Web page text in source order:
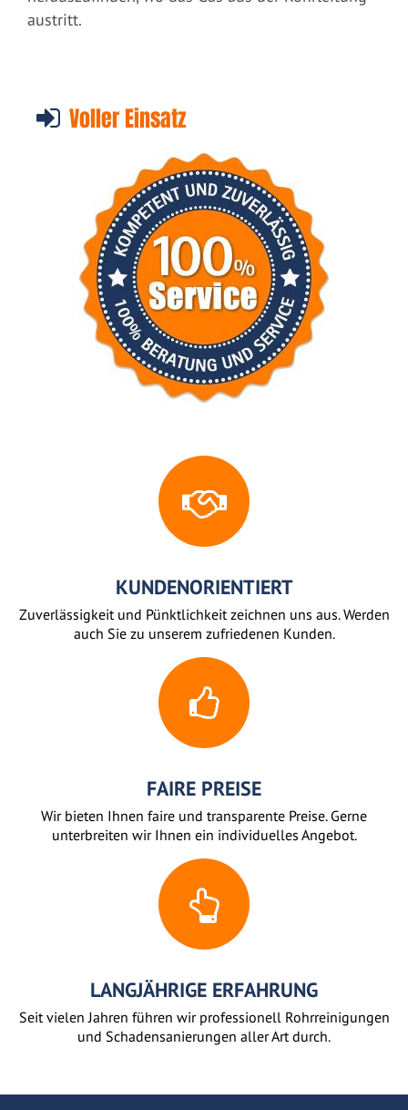
austritt.
Voller Einsatz
KUNDENORIENTIERT
Zuverlässigkeit und Pünktlichkeit zeichnen uns aus. Werden
auch Sie zu unserem zufriedenen Kunden.
FAIRE PREISE
Wir bieten Ihnen faire und transparente Preise. Gerne
unterbreiten wir Ihnen ein individuelles Angebot.
LANGJÄHRIGE ERFAHRUNG
Seit vielen Jahren führen wir professionell Rohrreinigungen
und Schadensanierungen aller Art durch.